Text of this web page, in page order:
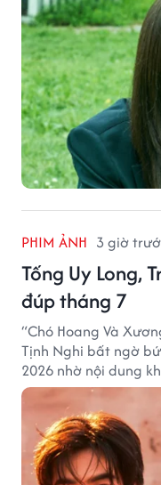
PHIM ẢNH 3 giờ
Tống Uy Long,
đúp tháng 7
“Chó Hoang Và
Tịnh Nghi bất ngờ
2026 nhờ nội dung